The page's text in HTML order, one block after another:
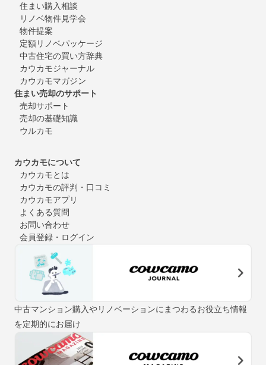
住まい購入相談
リノベ物件見学会
物件提案
定額リノベパッケージ
中古住宅の買い方辞典
カウカモジャーナル
カウカモマガジン
住まい売却のサポート
売却サポート
売却の基礎知識
ウルカモ
カウカモについて
カウカモとは
カウカモの評判・口コミ
カウカモアプリ
よくある質問
お問い合わせ
会員登録・ログイン
中古マンション購入やリノベーションにまつわるお役立ち情報
を定期的にお届け